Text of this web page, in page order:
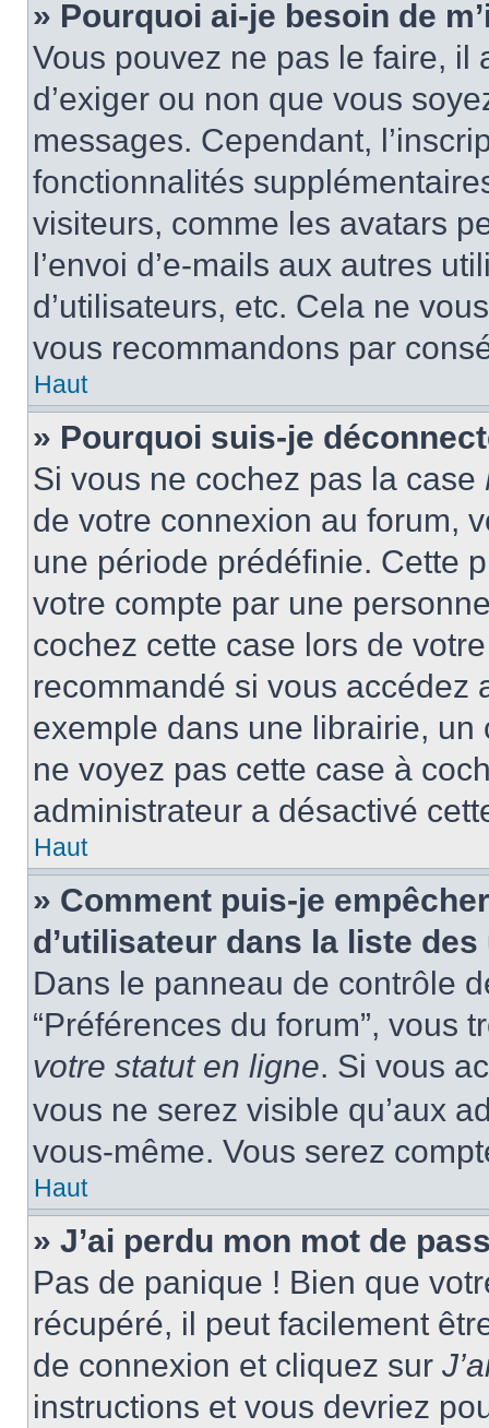
» Pourquoi ai-je besoin de
Vous pouvez ne pas le faire, il
d’exiger ou non que vous
messages. Cependant,
fonctionnalités
visiteurs, comme les avatars
l’envoi d’e-mails aux autres
d’utilisateurs, etc. Cela ne
vous recommandons par
Haut
» Pourquoi suis-je
Si vous ne cochez pas la case
de votre connexion au forum,
une période prédéfinie. Cette
votre compte par une
cochez cette case lors de
recommandé si vous accédez
exemple dans une librairie,
ne voyez pas cette case à
administrateur a désactivé
Haut
» Comment puis-je
d’utilisateur dans la liste
Dans le panneau de contrôle
“Préférences du forum”, vous
votre statut en ligne. Si vous
vous ne serez visible qu’aux
vous-même. Vous serez
Haut
» J’ai perdu mon mot de
Pas de panique ! Bien que
récupéré, il peut facilement
de connexion et cliquez sur
instructions et vous devriez